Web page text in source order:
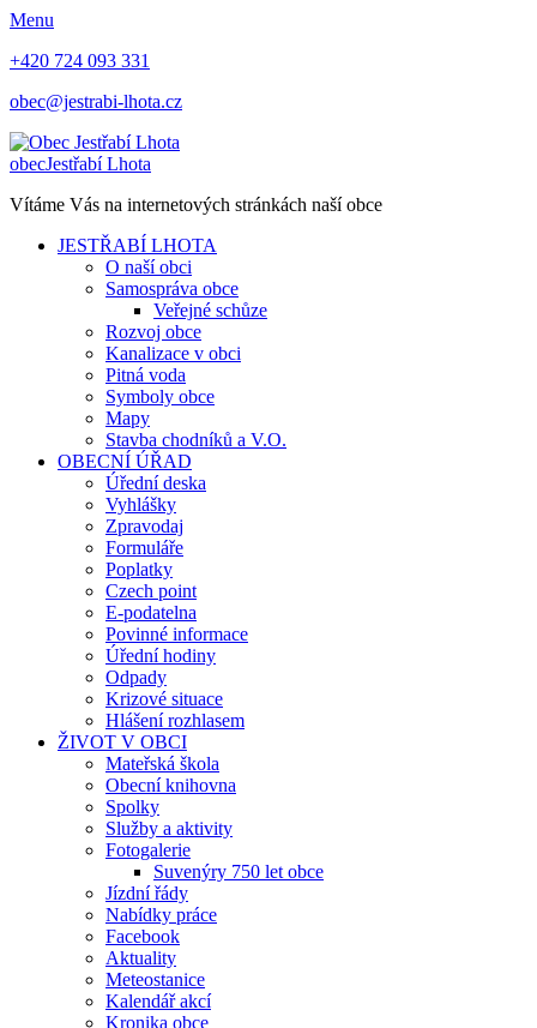
Menu
+420 724 093 331
obec@jestrabi-lhota.cz
obecJestřabí Lhota
Vítáme Vás na internetových stránkách naší obce
JESTŘABÍ LHOTA
O naší obci
Samospráva obce
Veřejné schůze
Rozvoj obce
Kanalizace v obci
Pitná voda
Symboly obce
Mapy
Stavba chodníků a V.O.
OBECNÍ ÚŘAD
Úřední deska
Vyhlášky
Zpravodaj
Formuláře
Poplatky
Czech point
E-podatelna
Povinné informace
Úřední hodiny
Odpady
Krizové situace
Hlášení rozhlasem
ŽIVOT V OBCI
Mateřská škola
Obecní knihovna
Spolky
Služby a aktivity
Fotogalerie
Suvenýry 750 let obce
Jízdní řády
Nabídky práce
Facebook
Aktuality
Meteostanice
Kalendář akcí
Kronika obce